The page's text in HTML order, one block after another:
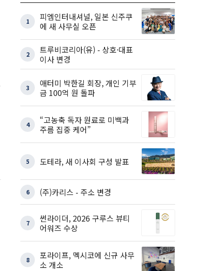
1
피엠인터내셔널, 일본 신주쿠
에 새 사무실 오픈
2
트루비코리아(유) - 상호·대표
이사 변경
3
애터미 박한길 회장, 개인 기부
금 100억 원 돌파
4
“고농축 독자 원료로 미백과
주름 집중 케어”
5 도테라, 새 이사회 구성 발표
6 (주)카리스 - 주소 변경
7
썬라이더, 2026 구루스 뷰티
어워즈 수상
8
포라이프, 멕시코에 신규 사무
소 개소